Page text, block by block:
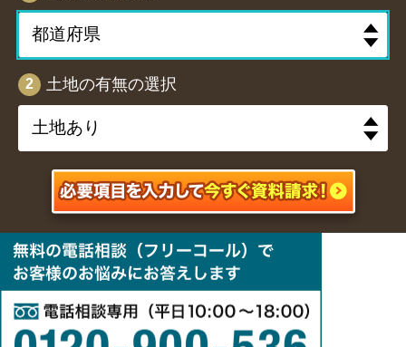
2 土地の有無の選択